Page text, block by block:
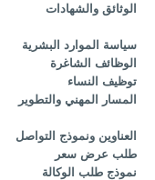
الوثائق والشهادات
سياسة الموارد البشرية
الوظائف الشاغرة
توظيف النساء
المسار المهني والتطوير
العناوين ونموذج التواصل
طلب عرض سعر
نموذج طلب الوكالة